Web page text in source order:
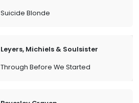
Suicide Blonde
Leyers, Michiels & Soulsister
Through Before We Started